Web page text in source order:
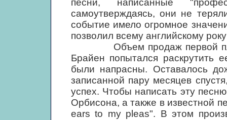
песни, написанные
самоутверждаясь, они не
событие имело огромное
позволил всему английскому
Объем продаж первой
Брайен попытался раскрутить
были напрасны. Оставалось
записанной пару месяцев
успех. Чтобы написать эту
Орбисона, а также в известной
ears to my pleas". В этом